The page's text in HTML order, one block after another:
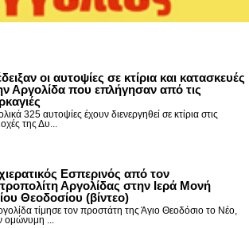
οι αυτοψίες σε κτίρια και κατασκευές
Αργολίδα που επλήγησαν από τις
325 αυτοψίες έχουν διενεργηθεί σε κτίρια στις
της Δυ...
Εσπερινός από τον
Αργολίδας στην Ιερά Μονή
Θεοδοσίου (βίντεο)
τίμησε τον προστάτη της Άγιο Θεοδόσιο το Νέο,
ομώνυμη ...